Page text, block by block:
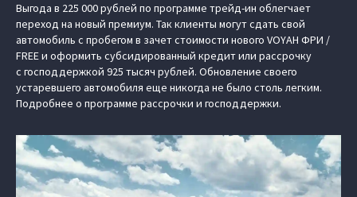
Выгода в 225 000 рублей по программе трейд-ин облегчает
переход на новый премиум. Так клиенты могут сдать свой
автомобиль с пробегом в зачет стоимости нового VOYAH ФРИ /
FREE и оформить субсидированный кредит или рассрочку
с господдержкой 925 тысяч рублей. Обновление своего
устаревшего автомобиля еще никогда не было столь легким.
Подробнее о программе рассрочки и господдержки.